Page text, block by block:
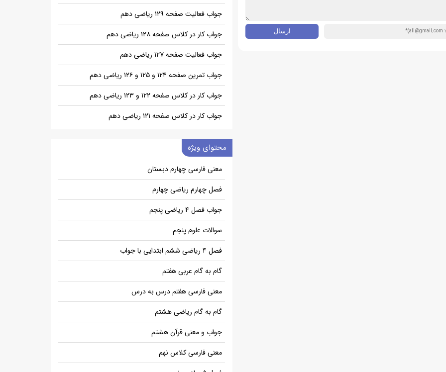
جواب فعالیت صفحه ۱۲۹ ریاضی دهم
جواب کار در کلاس صفحه ۱۲۸ ریاضی دهم
جواب فعالیت صفحه ۱۲۷ ریاضی دهم
جواب تمرین صفحه ۱۲۴ و ۱۲۵ و ۱۲۶ ریاضی دهم
جواب کار در کلاس صفحه ۱۲۲ و ۱۲۳ ریاضی دهم
جواب کار در کلاس صفحه ۱۲۱ ریاضی دهم
محتوای ویژه
معنی فارسی چهارم دبستان
فصل چهارم ریاضی چهارم
جواب فصل ۴ ریاضی پنجم
سوالات علوم پنجم
فصل ۴ ریاضی ششم ابتدایی با جواب
گام به گام عربی هفتم
معنی فارسی هفتم درس به درس
گام به گام ریاضی هشتم
جواب و معنی قرآن هشتم
معنی فارسی کلاس نهم